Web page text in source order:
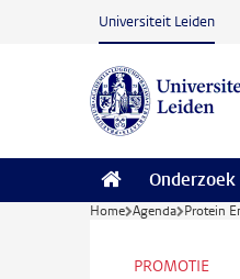
Ga naar hoofdinhoud
Universiteit Leiden
Onderzoek
Home Agenda Protein
PROMOTIE